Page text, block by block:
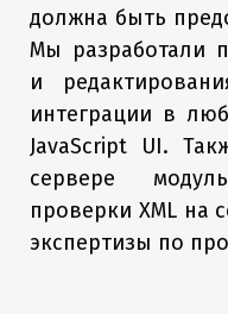
должна быть
Мы разработали
и
интеграции в
JavaScript UI.
сервере
проверки XML на
экспертизы по